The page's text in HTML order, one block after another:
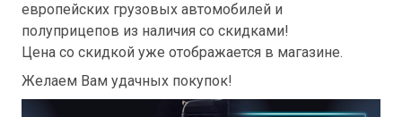
европейских грузовых автомобилей и
полуприцепов из наличия со скидками!
Цена со скидкой уже отображается в магазине.
Желаем Вам удачных покупок!